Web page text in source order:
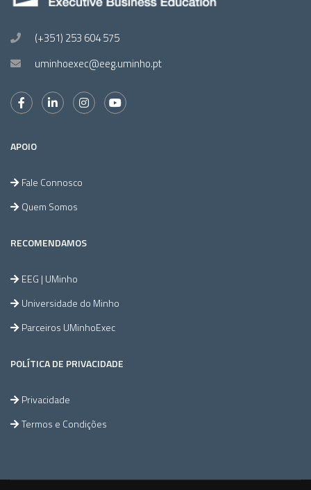
(+351) 253 604 575
uminhoexec@eeg.uminho.pt
APOIO
Fale Connosco
Quem Somos
RECOMENDAMOS
EEG | UMinho
Universidade do Minho
Parceiros UMinhoExec
POLÍTICA DE PRIVACIDADE
Privacidade
Termos e Condições